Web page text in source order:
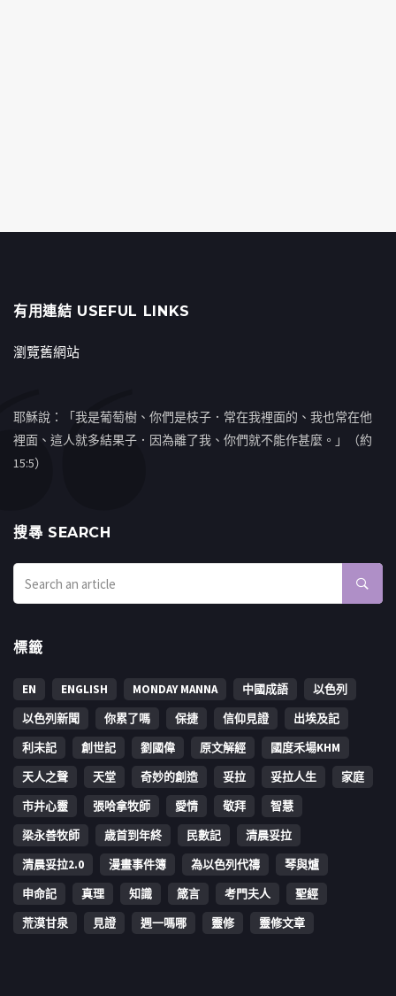
有用連結 USEFUL LINKS
瀏覽舊網站
耶穌說：「我是葡萄樹、你們是枝子．常在我裡面的、我也常在他
裡面、這人就多結果子．因為離了我、你們就不能作甚麼。」（約
15:5）
搜㝷 SEARCH
標籤
EN ENGLISH MONDAY MANNA 中國成語
以色列
以色列新聞
你累了嗎 保捷 信仰見證
出埃及記
利未記
創世記 劉國偉 原文解經
國度禾場KHM
天人之聲
天堂 奇妙的創造 妥拉 妥拉人生
家庭
市井心靈
張哈拿牧師 愛情 敬拜
智慧
梁永善牧師
歳首到年終 民數記
清晨妥拉
清晨妥拉2.0
漫畫事件簿 為以色列代禱
琴與爐
申命記
真理 知識 箴言 考門夫人
聖經
荒漠甘泉
見證 週一嗎哪 靈修 靈修文章